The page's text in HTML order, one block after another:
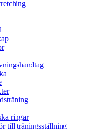
ringar
till träningsställning